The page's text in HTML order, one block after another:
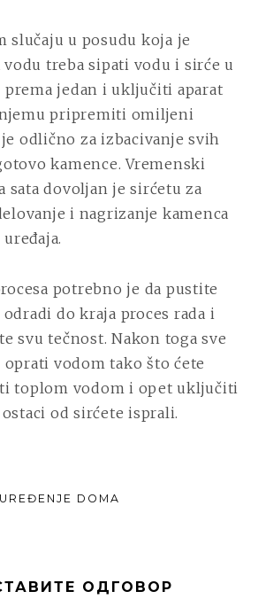
slučaju u posudu koja je
vodu treba sipati vodu i sirće u
jedan i uključiti aparat
njemu pripremiti omiljeni
odlično za izbacivanje svih
kamence. Vremenski
sata dovoljan je sirćetu za
i nagrizanje kamenca
potrebno je da pustite
odradi do kraja proces rada i
svu tečnost. Nakon toga sve
vodom tako što ćete
toplom vodom i opet uključiti
od sirćete isprali.
UREĐENJE DOMA
ОДГОВОР